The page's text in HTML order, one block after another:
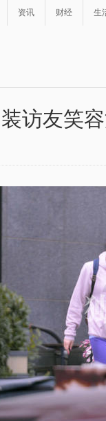
资讯 财经 生
访友笑